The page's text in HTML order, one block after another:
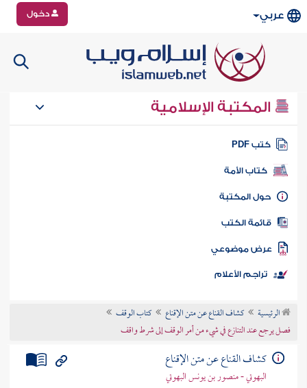
عربي دخول
المكتبة الإسلامية
كتب PDF
كتاب الأمة
المكتبة
الكتب
موضوعي
تراجم الأعلام
الرئيسية كشاف القناع عن متن الإقناع
كتاب الوقف
فصل يرجع عند التنازع في شيء من أمر الوقف إلى شرط واقف
كشاف القناع عن متن الإقناع
البهوتي - منصور بن يونس البهوتي